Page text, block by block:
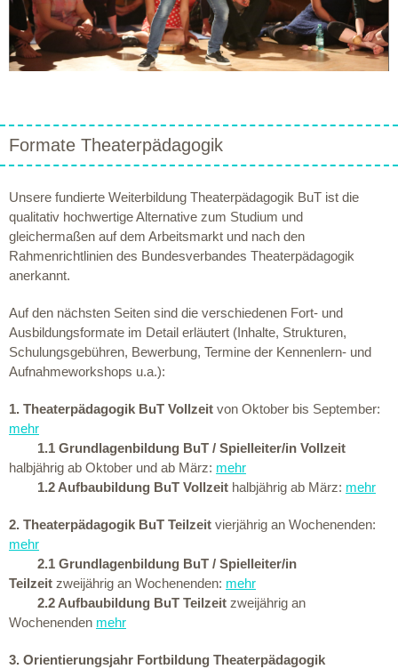
Formate Theaterpädagogik
Unsere fundierte Weiterbildung Theaterpädagogik BuT ist die
qualitativ hochwertige Alternative zum Studium und
gleichermaßen auf dem Arbeitsmarkt und nach den
Rahmenrichtlinien des Bundesverbandes Theaterpädagogik
anerkannt.
Auf den nächsten Seiten sind die verschiedenen Fort- und
Ausbildungsformate im Detail erläutert (Inhalte, Strukturen,
Schulungsgebühren, Bewerbung, Termine der Kennenlern- und
Aufnahmeworkshops u.a.):
1. Theaterpädagogik BuT Vollzeit von Oktober bis September:
mehr
1.1 Grundlagenbildung BuT / Spielleiter/in Vollzeit
halbjährig ab Oktober und ab März: mehr
1.2 Aufbaubildung BuT Vollzeit halbjährig ab März: mehr
2. Theaterpädagogik BuT Teilzeit vierjährig an Wochenenden:
mehr
2.1 Grundlagenbildung BuT / Spielleiter/in
Teilzeit zweijährig an Wochenenden: mehr
2.2 Aufbaubildung BuT Teilzeit zweijährig an
Wochenenden mehr
3. Orientierungsjahr Fortbildung Theaterpädagogik